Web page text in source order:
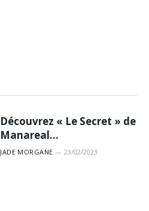
Découvrez « Le Secret » de
Manareal…
JADE MORGANE 23/02/2023